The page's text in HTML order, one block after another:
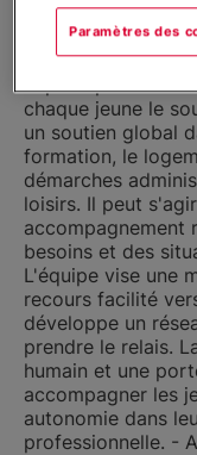
La Touline est un
tout jeune sortant
pour avancer
le principe de la
chaque jeune le
un soutien global
formation, le
démarches
loisirs. Il peut
accompagnement
besoins et des
L'équipe vise une
recours facilité
développe un
prendre le relais.
humain et une
accompagner les
autonomie dans
professionnelle. -
Paramètres des